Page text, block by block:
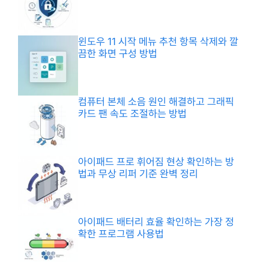
윈도우 11 시작 메뉴 추천 항목 삭제와 깔
끔한 화면 구성 방법
컴퓨터 본체 소음 원인 해결하고 그래픽
카드 팬 속도 조절하는 방법
아이패드 프로 휘어짐 현상 확인하는 방
법과 무상 리퍼 기준 완벽 정리
아이패드 배터리 효율 확인하는 가장 정
확한 프로그램 사용법